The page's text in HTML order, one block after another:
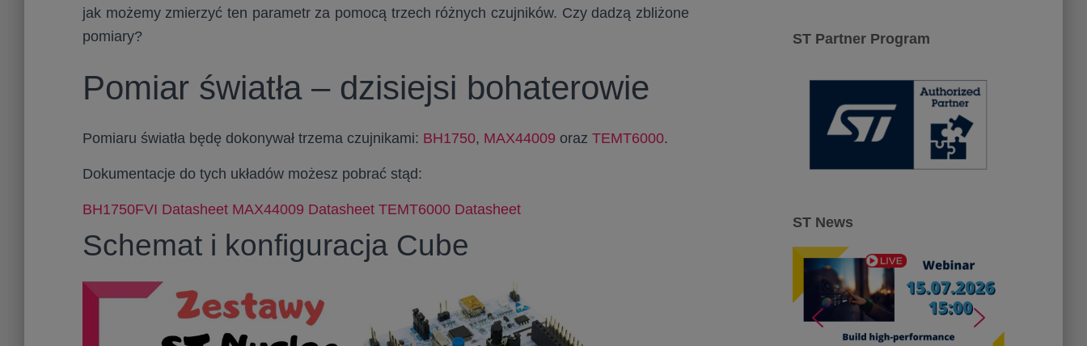
jak możemy zmierzyć ten parametr za pomocą trzech różnych czujników. Czy dadzą zbliżone
pomiary?
Pomiar światła – dzisiejsi bohaterowie
Pomiaru światła będę dokonywał trzema czujnikami: BH1750, MAX44009 oraz TEMT6000.
Dokumentacje do tych układów możesz pobrać stąd:
BH1750FVI Datasheet MAX44009 Datasheet TEMT6000 Datasheet
Schemat i konfiguracja Cube
a
ST Partner Program
ST News